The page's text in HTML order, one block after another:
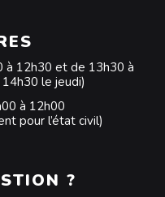
à 12h30 et de 13h30 à
le jeudi)
à 12h00
pour l’état civil)
?